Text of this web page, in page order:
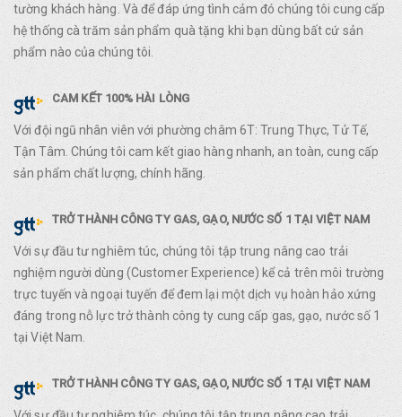
tường khách hàng. Và để đáp ứng tình cảm đó chúng tôi cung cấp
hệ thống cà trăm sản phẩm quà tặng khi bạn dùng bất cứ sản
phẩm nào của chúng tôi.
CAM KẾT 100% HÀI LÒNG
Với đội ngũ nhân viên với phường châm 6T: Trung Thực, Tử Tế,
Tận Tâm. Chúng tôi cam kết giao hàng nhanh, an toàn, cung cấp
sản phẩm chất lượng, chính hãng.
TRỞ THÀNH CÔNG TY GAS, GẠO, NƯỚC SỐ 1 TẠI VIỆT NAM
Với sự đầu tư nghiêm túc, chúng tôi tập trung nâng cao trải
nghiệm người dùng (Customer Experience) kể cả trên môi trường
trực tuyến và ngoại tuyến để đem lại một dịch vụ hoàn hảo xứng
đáng trong nỗ lực trở thành công ty cung cấp gas, gạo, nước số 1
tại Việt Nam.
TRỞ THÀNH CÔNG TY GAS, GẠO, NƯỚC SỐ 1 TẠI VIỆT NAM